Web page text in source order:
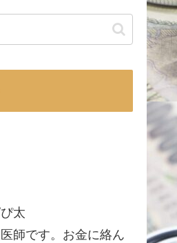
太
師です。お金に絡ん